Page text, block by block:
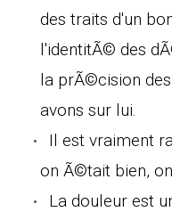
des traits d'un
l'identitÃ© des
la prÃ©cision
avons sur lui.
Il est vraiment
on Ã©tait bien,
La douleur est